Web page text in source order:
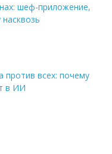
шеф-приложение,
всех: почему
в ИИ